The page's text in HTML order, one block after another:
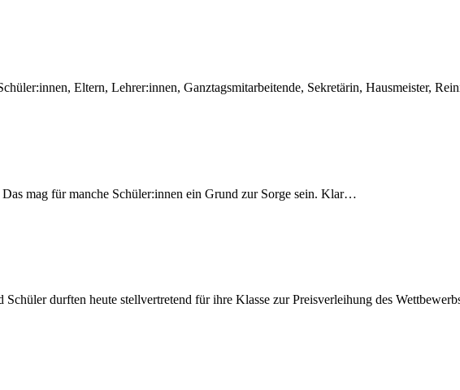
Eltern, Lehrer:innen, Ganztagsmitarbeitende, Sekretärin, Hausmeister,
mag für manche Schüler:innen ein Grund zur Sorge sein. Klar…
durften heute stellvertretend für ihre Klasse zur Preisverleihung des